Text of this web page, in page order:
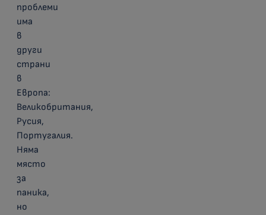
проблеми
има
в
други
страни
в
Европа:
Великобритания,
Русия,
Португалия.
Няма
място
за
паника,
но